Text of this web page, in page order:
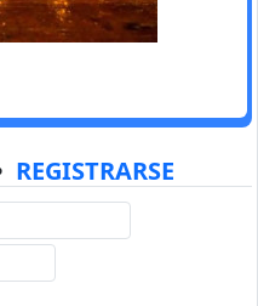
REGISTRARSE